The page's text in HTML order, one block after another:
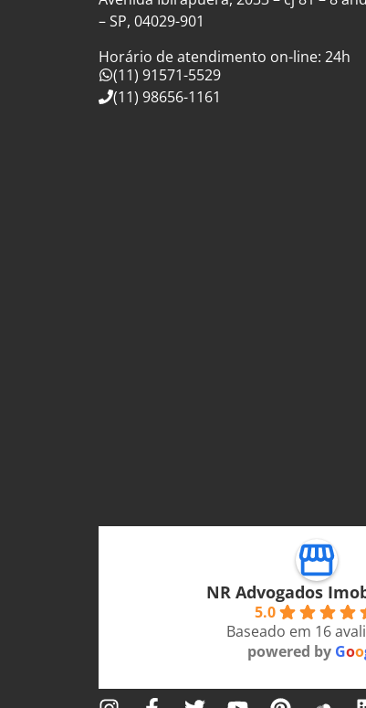
– SP, 04029-901
Horário de atendimento on-line: 24h
(11) 91571-5529
(11) 98656-1161
NR Advogados
5.0
Baseado em 16
powered by Goo